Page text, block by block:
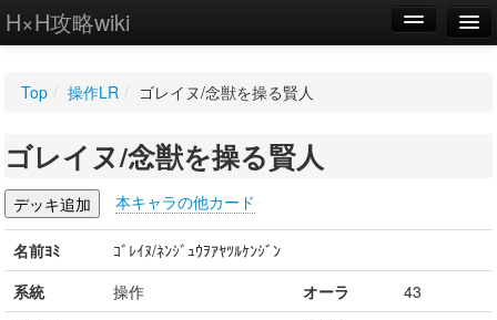
H×H攻略wiki
WIKI
設定
Top / 操作LR / ゴレイヌ/念獣を操る賢人
ゴレイヌ/念獣を操る賢人
本キャラの他カード
名前ﾖﾐ
ｺﾞﾚｲﾇ/ﾈﾝｼﾞｭｳｦｱﾔﾂﾙｹﾝｼﾞﾝ
系統
操作 オーラ
43